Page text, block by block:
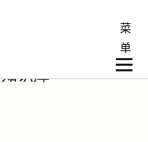
菜
单
知识库